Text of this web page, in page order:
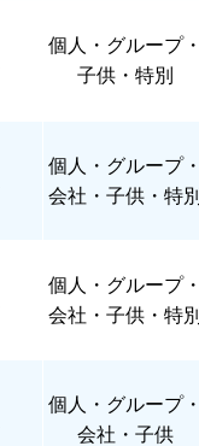
個人
・グループ・
子供・特別
個人
・グループ・
会社・子供・特別
個人
・グループ・
会社・子供・特別
個人
・グループ・
会社・子供